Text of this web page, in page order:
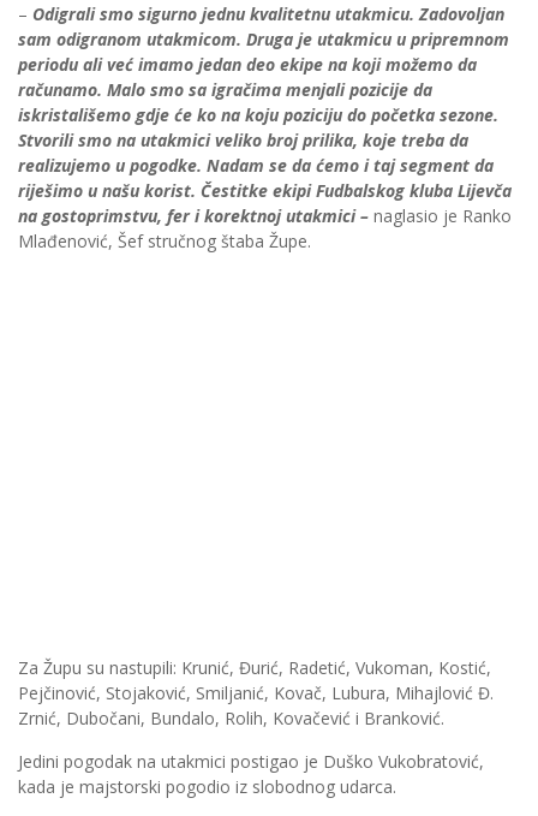
– Odigrali smo sigurno jednu kvalitetnu utakmicu. Zadovoljan
sam odigranom utakmicom. Druga je utakmicu u pripremnom
periodu ali već imamo jedan deo ekipe na koji možemo da
računamo. Malo smo sa igračima menjali pozicije da
iskristališemo gdje će ko na koju poziciju do početka sezone.
Stvorili smo na utakmici veliko broj prilika, koje treba da
realizujemo u pogodke. Nadam se da ćemo i taj segment da
riješimo u našu korist. Čestitke ekipi Fudbalskog kluba Lijevča
na gostoprimstvu, fer i korektnoj utakmici – naglasio je Ranko
Mlađenović, Šef stručnog štaba Župe.
Za Župu su nastupili: Krunić, Đurić, Radetić, Vukoman, Kostić,
Pejčinović, Stojaković, Smiljanić, Kovač, Lubura, Mihajlović Đ.
Zrnić, Dubočani, Bundalo, Rolih, Kovačević i Branković.
Jedini pogodak na utakmici postigao je Duško Vukobratović,
kada je majstorski pogodio iz slobodnog udarca.